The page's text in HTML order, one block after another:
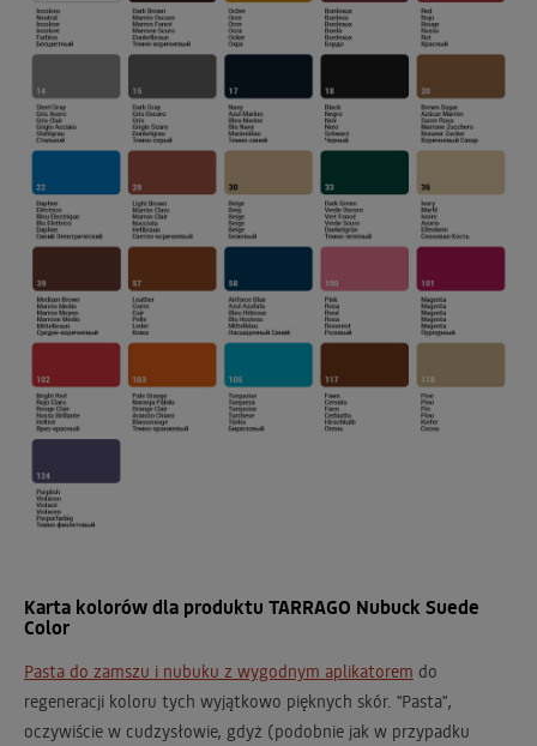
Karta kolorów dla produktu TARRAGO Nubuck Suede
Color
Pasta do zamszu i nubuku z wygodnym aplikatorem do
regeneracji koloru tych wyjątkowo pięknych skór. "Pasta",
oczywiście w cudzysłowie, gdyż (podobnie jak w przypadku